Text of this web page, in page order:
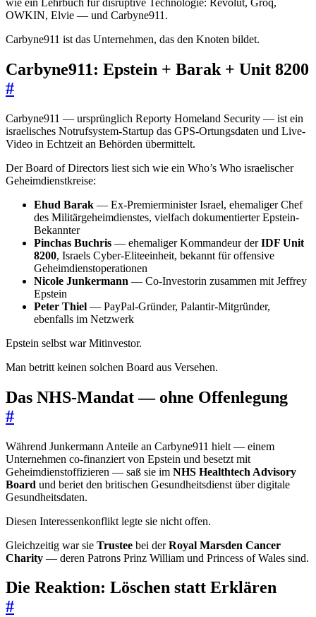
wie ein Lehrbuch für disruptive Technologie: Revolut, Groq,
OWKIN, Elvie — und Carbyne911.
Carbyne911 ist das Unternehmen, das den Knoten bildet.
Carbyne911: Epstein + Barak + Unit 8200
#
Carbyne911 — ursprünglich Reporty Homeland Security — ist ein
israelisches Notrufsystem-Startup das GPS-Ortungsdaten und Live-
Video in Echtzeit an Behörden übermittelt.
Der Board of Directors liest sich wie ein Who’s Who israelischer
Geheimdienstkreise:
Ehud Barak — Ex-Premierminister Israel, ehemaliger Chef
des Militärgeheimdienstes, vielfach dokumentierter Epstein-
Bekannter
Pinchas Buchris — ehemaliger Kommandeur derIDF Unit
8200, Israels Cyber-Eliteeinheit, bekannt für offensive
Geheimdienstoperationen
Nicole Junkermann — Co-Investorin zusammen mit Jeffrey
Epstein
Peter Thiel — PayPal-Gründer, Palantir-Mitgründer,
ebenfalls im Netzwerk
Epstein selbst war Mitinvestor.
Man betritt keinen solchen Board aus Versehen.
Das NHS-Mandat — ohne Offenlegung
#
Während Junkermann Anteile an Carbyne911 hielt — einem
Unternehmen co-finanziert von Epstein und besetzt mit
Geheimdienstoffizieren — saß sie im NHS Healthtech Advisory
Board und beriet den britischen Gesundheitsdienst über digitale
Gesundheitsdaten.
Diesen Interessenkonflikt legte sie nicht offen.
Gleichzeitig war sie Trustee bei derRoyal Marsden Cancer
Charity — deren Patrons Prinz William und Princess of Wales sind.
Die Reaktion: Löschen statt Erklären
#